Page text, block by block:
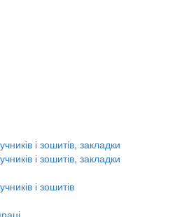
і зошитів, закладки
і зошитів, закладки
і зошитів